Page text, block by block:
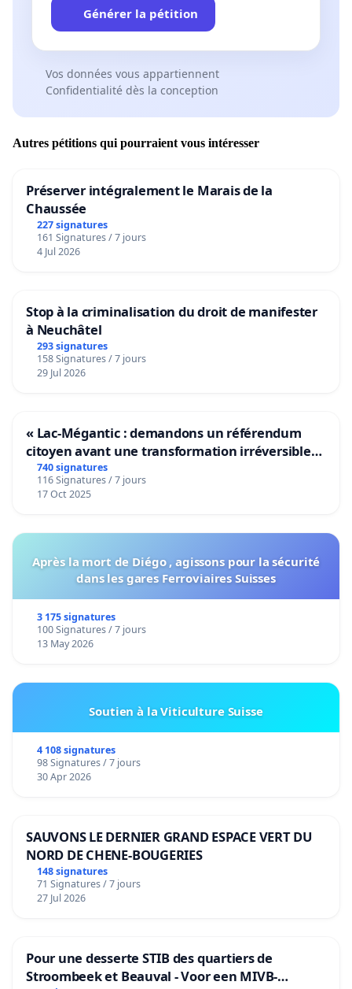
Générer la pétition
Vos données vous appartiennent
Confidentialité dès la conception
Autres pétitions qui pourraient vous intéresser
Préserver intégralement le Marais de la
Chaussée
227 signatures
161 Signatures / 7 jours
4 Jul 2026
Stop à la criminalisation du droit de manifester
à Neuchâtel
293 signatures
158 Signatures / 7 jours
29 Jul 2026
« Lac-Mégantic : demandons un référendum
citoyen avant une transformation irréversible
de notre territoire »
740 signatures
116 Signatures / 7 jours
17 Oct 2025
Après la mort de Diégo , agissons pour la sécurité
dans les gares Ferroviaires Suisses
3 175 signatures
100 Signatures / 7 jours
13 May 2026
Soutien à la Viticulture Suisse
4 108 signatures
98 Signatures / 7 jours
30 Apr 2026
SAUVONS LE DERNIER GRAND ESPACE VERT DU
NORD DE CHENE-BOUGERIES
148 signatures
71 Signatures / 7 jours
27 Jul 2026
Pour une desserte STIB des quartiers de
Stroombeek et Beauval - Voor een MIVB-